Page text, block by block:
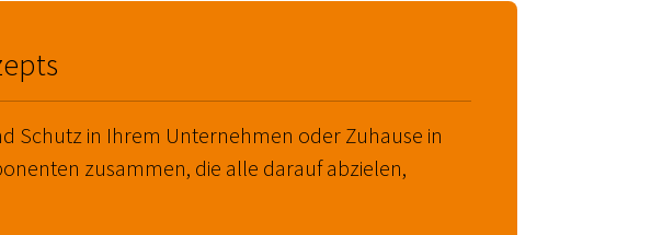
Schutz in Ihrem Unternehmen oder Zuhause in
zusammen, die alle darauf abzielen,